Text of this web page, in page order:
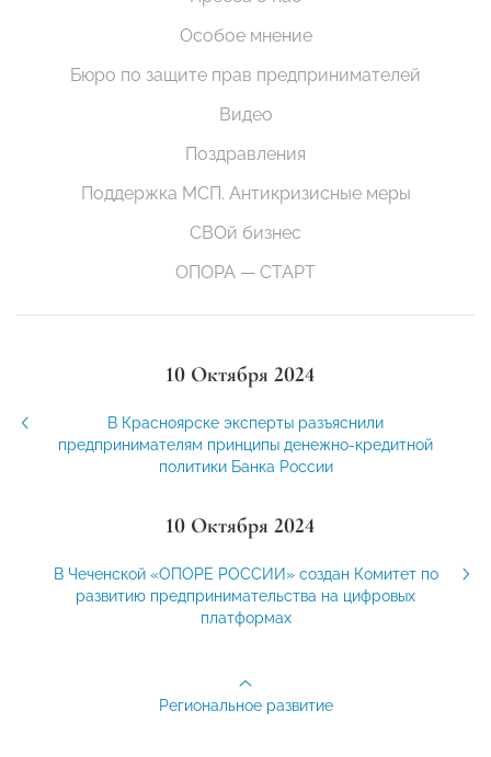
Особое мнение
Бюро по защите прав предпринимателей
Видео
Поздравления
Поддержка МСП. Антикризисные меры
СВОй бизнес
ОПОРА — СТАРТ
10 Октября 2024
В Красноярске эксперты разъяснили
предпринимателям принципы денежно-кредитной
политики Банка России
10 Октября 2024
В Чеченской «ОПОРЕ РОССИИ» создан Комитет по
развитию предпринимательства на цифровых
платформах
Региональное развитие